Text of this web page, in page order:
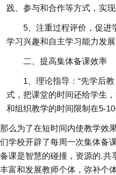
践、参与和合作等方式，实
5、注重过程评价，促进
学习兴趣和自主学习能力发展
二、提高集体备课效率
1、理论指导：“先学后
式，把课堂的时间还给学生
和组织教学的时间限制在5-10
那么为了在短时间内使教学效
们学校开辟了每周一次集体备
备课是智慧的碰撞，资源的.共
丰富和发展教师个体，弥补个